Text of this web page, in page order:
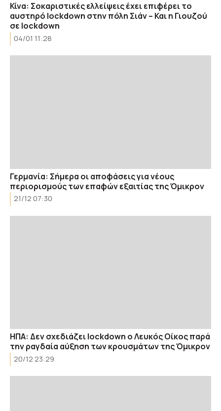
Κίνα: Σοκαριστικές ελλείψεις έχει επιφέρει το
αυστηρό lockdown στην πόλη Σιάν – Και η Γιουζού
σε lockdown
04/01 11:28
Γερμανία: Σήμερα οι αποφάσεις για νέους
περιορισμούς των επαφών εξαιτίας της Όμικρον
21/12 07:30
ΗΠΑ: Δεν σχεδιάζει lockdown ο Λευκός Οίκος παρά
την ραγδαία αύξηση των κρουσμάτων της Όμικρον
20/12 23:29